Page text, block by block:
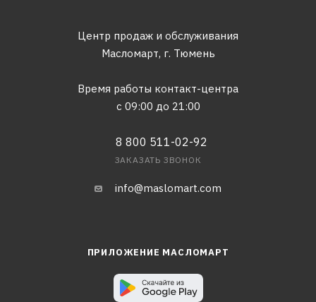
Центр продаж и обслуживания
Масломарт, г. Тюмень
Время работы контакт-центра
с 09:00 до 21:00
8 800 511-02-92
ЗАКАЗАТЬ ЗВОНОК
info@maslomart.com
ПРИЛОЖЕНИЕ МАСЛОМАРТ